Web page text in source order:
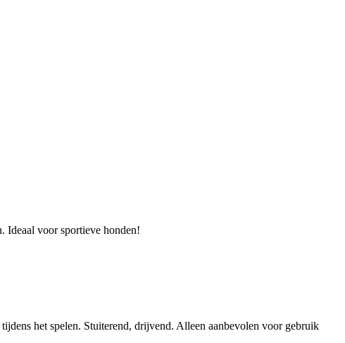
Ideaal voor sportieve honden!
het spelen. Stuiterend, drijvend. Alleen aanbevolen voor gebruik